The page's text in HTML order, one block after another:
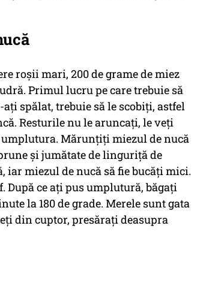
roșii mari, 200 de grame de miez
Primul lucru pe care trebuie să
spălat, trebuie să le scobiți, astfel
Resturile nu le aruncați, le veți
umplutura. Mărunțiți miezul de nucă
și jumătate de linguriță de
iar miezul de nucă să fie bucăți mici.
După ce ați pus umplutură, băgați
la 180 de grade. Merele sunt gata
din cuptor, presărați deasupra